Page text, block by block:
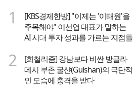
1
[KBS경제한방] "이제는 '이태원'을
주목해야" 이선엽 대표가 말하는
AI 시대 투자 성과를 가르는 지점들
2
[희철리즘] 강남보다 비싼 방글라
데시 부촌 굴샨(Gulshan)의 극단적
인 모습에 충격을 받다